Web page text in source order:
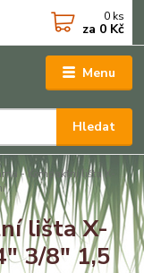
Menu
Hledat
0 ks
za 0 Kč
- Kompaktní lišta X-
lišta X-
3/8" 1,5